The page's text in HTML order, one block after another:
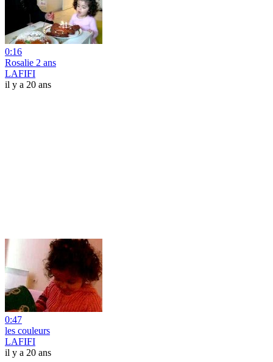
0:16
Rosalie 2 ans
LAFIFI
il y a 20 ans
0:47
les couleurs
LAFIFI
il y a 20 ans